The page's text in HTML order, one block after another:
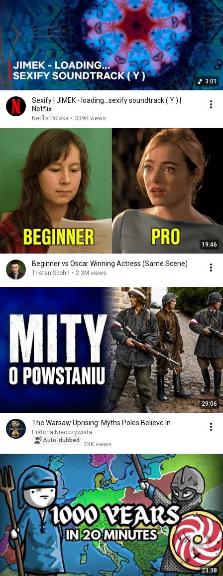
3:01
Sexify | JIMEK - loading...sexify soundtrack ( Y ) |
Netflix
Netflix Polska • 339K views
19:46
Beginner vs Oscar Winning Actress (Same Scene)
Tristan Spohn • 2.3M views
29:06
The Warsaw Uprising: Myths Poles Believe In
Historia Nieoczywista
Auto-dubbed
28K views
23:38